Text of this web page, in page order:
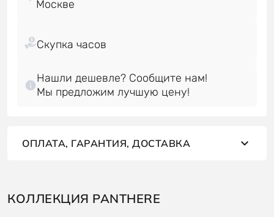
Нашли дешевле? Сообщите нам!
Мы предложим лучшую цену!
ОПЛАТА, ГАРАНТИЯ, ДОСТАВКА
КОЛЛЕКЦИЯ PANTHERE